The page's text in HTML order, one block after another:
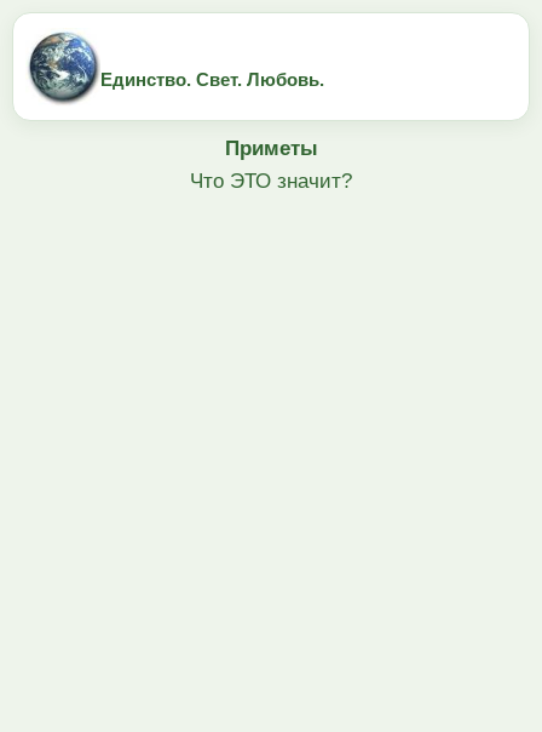
Единство. Свет. Любовь.
Приметы
Что ЭТО значит?